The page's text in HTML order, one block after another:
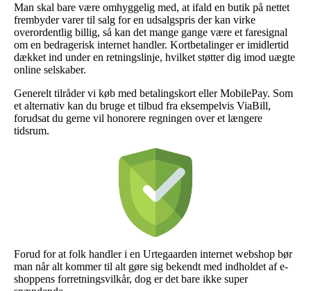
Man skal bare være omhyggelig med, at ifald en butik på nettet
frembyder varer til salg for en udsalgspris der kan virke
overordentlig billig, så kan det mange gange være et faresignal
om en bedragerisk internet handler. Kortbetalinger er imidlertid
dækket ind under en retningslinje, hvilket støtter dig imod uægte
online selskaber.
Generelt tilråder vi køb med betalingskort eller MobilePay. Som
et alternativ kan du bruge et tilbud fra eksempelvis ViaBill,
forudsat du gerne vil honorere regningen over et længere
tidsrum.
Forud for at folk handler i en Urtegaarden internet webshop bør
man når alt kommer til alt gøre sig bekendt med indholdet af e-
shoppens forretningsvilkår, dog er det bare ikke super